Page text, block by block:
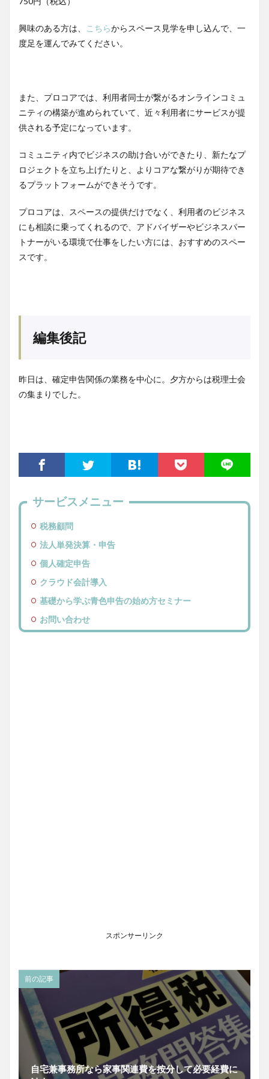
興味のある方は、 こちらからスペース見学を申し込んで、一
度足を運んでみてください。
また、プロコアでは、利用者同士が繋がるオンラインコミュ
ニティの構築が進められていて、近々利用者にサービスが提
供される予定になっています。
コミュニティ内でビジネスの助け合いができたり、新たなプ
ロジェクトを立ち上げたりと、よりコアな繋がりが期待でき
るプラットフォームができそうです。
プロコアは、スペースの提供だけでなく、利用者のビジネス
にも相談に乗ってくれるので、アドバイザーやビジネスパー
トナーがいる環境で仕事をしたい方には、おすすめのスペー
スです。
編集後記
昨日は、確定申告関係の業務を中心に。夕方からは税理士会
の集まりでした。
サービスメニュー
税務顧問
法人単発決算・申告
個人確定申告
クラウド会計導入
基礎から学ぶ青色申告の始め方セミナー
お問い合わせ
スポンサーリンク
前の記事
自宅兼事務所なら家事関連費を按分して必要経費に